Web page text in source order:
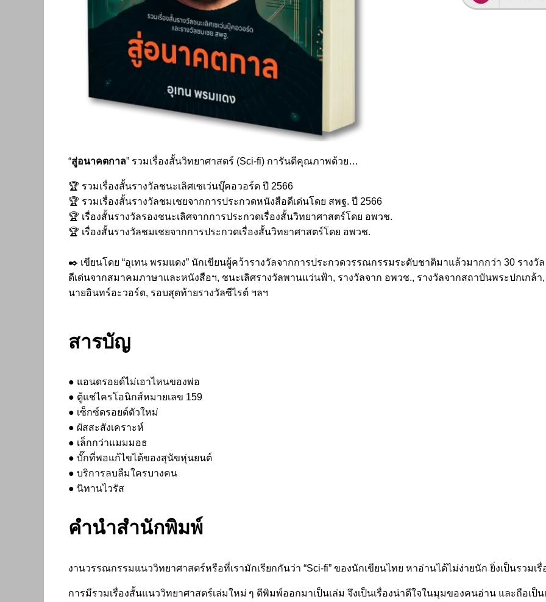
“สู่อนาคตกาล” รวมเรื่องสั้นวิทยาศาสตร์ (Sci-fi) การันตีคุณภาพด้วย…
🏆 รวมเรื่องสั้นรางวัลชนะเลิศเซเว่นบุ๊คอวอร์ด ปี 2566
🏆 รวมเรื่องสั้นรางวัลชมเชยจากการประกวดหนังสือดีเด่นโดย สพฐ. ปี 2566
🏆 เรื่องสั้นรางวัลรองชนะเลิศจากการประกวดเรื่องสั้นวิทยาศาสตร์โดย อพวช.
🏆 เรื่องสั้นรางวัลชมเชยจากการประกวดเรื่องสั้นวิทยาศาสตร์โดย อพวช.
✒️ เขียนโดย “อุเทน พรมแดง” นักเขียนผู้คว้ารางวัลจากการประกวดวรรณกรรมระดับชาติมาแล้วมากกว่า 30 รางวั
ดีเด่นจากสมาคมภาษาและหนังสือฯ, ชนะเลิศรางวัลพานแว่นฟ้า, รางวัลจาก อพวช., รางวัลจากสถาบันพระปกเกล้า,
นายอินทร์อะวอร์ด, รอบสุดท้ายรางวัลซีไรต์ ฯลฯ
สารบัญ
● แอนดรอยด์ไม่เอาไหนของพ่อ
● ตู้แช่ไครโอนิกส์หมายเลข 159
● เซ็กซ์ดรอยด์ตัวใหม่
● ผัสสะสังเคราะห์
● เล็กกว่าแมมมอธ
● บั๊กที่พอแก้ไขได้ของสุนัขหุ่นยนต์
● บริการลบลืมใครบางคน
● นิทานไวรัส
คำนำสำนักพิมพ์
งานวรรณกรรมแนววิทยาศาสตร์หรือที่เรามักเรียกกันว่า “Sci-fi” ของนักเขียนไทย หาอ่านได้ไม่ง่ายนัก ยิ่งเป็นรวมเ
การมีรวมเรื่องสั้นแนววิทยาศาสตร์เล่มใหม่ ๆ ตีพิมพ์ออกมาเป็นเล่ม จึงเป็นเรื่องน่าดีใจในมุมของคนอ่าน และถือเ